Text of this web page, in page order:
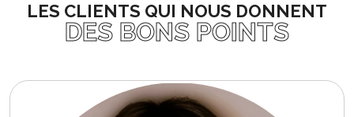
LES CLIENTS QUI NOUS DONNENT
DES BONS POINTS